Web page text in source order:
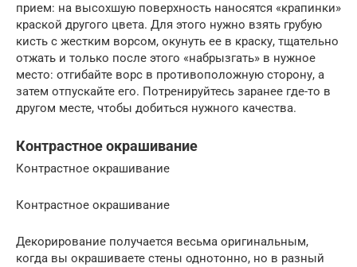
прием: на высохшую поверхность наносятся «крапинки»
краской другого цвета. Для этого нужно взять грубую
кисть с жестким ворсом, окунуть ее в краску, тщательно
отжать и только после этого «набрызгать» в нужное
место: отгибайте ворс в противоположную сторону, а
затем отпускайте его. Потренируйтесь заранее где-то в
другом месте, чтобы добиться нужного качества.
Контрастное окрашивание
Контрастное окрашивание
Контрастное окрашивание
Декорирование получается весьма оригинальным,
когда вы окрашиваете стены однотонно, но в разный